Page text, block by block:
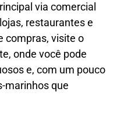
via comercial
restaurantes e
compras, visite o
onde você pode
e, com um pouco
marinhos que